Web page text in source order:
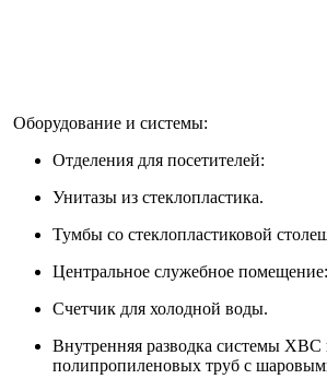
Оборудование и системы:
Отделения для посетителей:
Унитазы из стеклопластика.
Тумбы со стеклопластиковой
Центральное служебное помещение:
Счетчик для холодной воды.
Внутренняя разводка системы ХВС
полипропиленовых труб с